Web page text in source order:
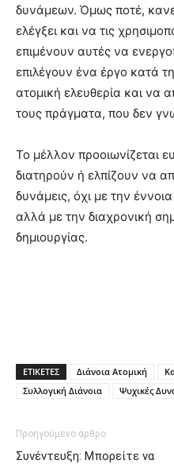
δυνάμεων. Όμως ποτέ,
ελέγξει και να τις
επιμένουν αυτές να
επιλέγουν ένα έργο κατά
ατομική ελευθερία και να
τους πράγματα, που δεν
Το μέλλον προοιωνίζεται
διατηρούν ή ελπίζουν να
δυνάμεις, όχι με την
αλλά με την διαχρονική
δημιουργίας.
ΕΤΙΚΕΤΕΣ Διάνοια Ατομική
Συλλογική Διάνοια
Ψυχικές
Προηγούμενο άρθρο
Συνέντευξη: Μπορείτε να